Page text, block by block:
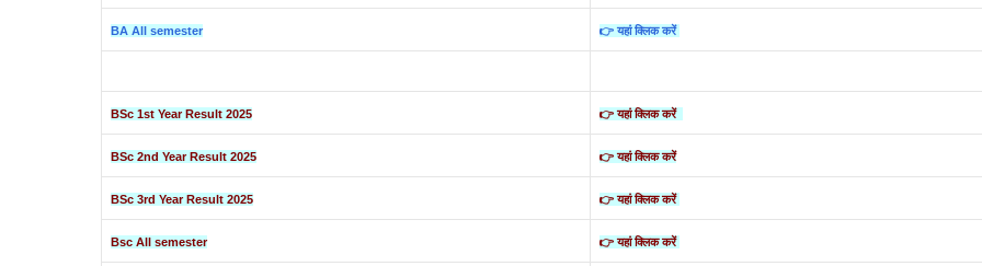
BA All semester 👉 यहां क्लिक करें
BSc 1st Year Result 2025 👉 यहां क्लिक करें
BSc 2nd Year Result 2025 👉 यहां क्लिक करें
BSc 3rd Year Result 2025 👉 यहां क्लिक करें
Bsc All semester 👉 यहां क्लिक करें